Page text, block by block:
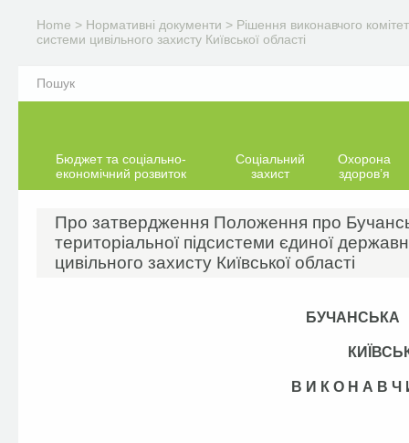
Home > Нормативні документи > Рішення виконавчого
системи цивільного захисту Київської області
Бюджет та соціально-
економічний розвиток
Соціальний
захист
Охорона
здоров’я
Про затвердження Положення про
територіальної підсистеми єдиної
цивільного захисту Київської області
В И К О Н А В